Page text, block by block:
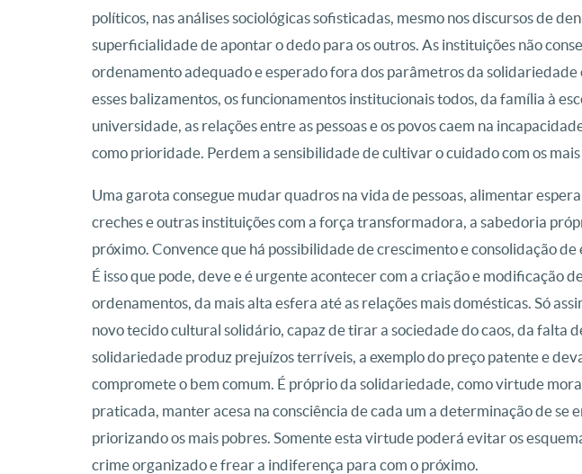
políticos, nas análises sociológicas sofisticadas, mesmo nos discursos de
superficialidade de apontar o dedo para os outros. As instituições não
ordenamento adequado e esperado fora dos parâmetros da solidariedade
esses balizamentos, os funcionamentos institucionais todos, da família à
universidade, as relações entre as pessoas e os povos caem na
como prioridade. Perdem a sensibilidade de cultivar o cuidado com os mais
Uma garota consegue mudar quadros na vida de pessoas, alimentar
creches e outras instituições com a força transformadora, a sabedoria
próximo. Convence que há possibilidade de crescimento e consolidação
É isso que pode, deve e é urgente acontecer com a criação e modificação
ordenamentos, da mais alta esfera até as relações mais domésticas. Só
novo tecido cultural solidário, capaz de tirar a sociedade do caos, da falta
solidariedade produz prejuízos terríveis, a exemplo do preço patente e
compromete o bem comum. É próprio da solidariedade, como virtude
praticada, manter acesa na consciência de cada um a determinação de se
priorizando os mais pobres. Somente esta virtude poderá evitar os
crime organizado e frear a indiferença para com o próximo.